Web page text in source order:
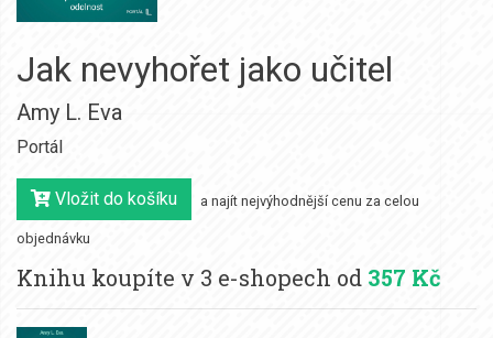
Jak nevyhořet jako učitel
Amy L. Eva
Portál
Vložit do košíku a najít nejvýhodnější cenu za celou
objednávku
Knihu koupíte v 3 e-shopech od 357 Kč